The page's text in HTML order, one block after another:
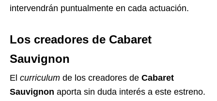
intervendrán puntualmente en cada actuación.
Los creadores de Cabaret
Sauvignon
El curriculum de los creadores de Cabaret
Sauvignon aporta sin duda interés a este estreno.